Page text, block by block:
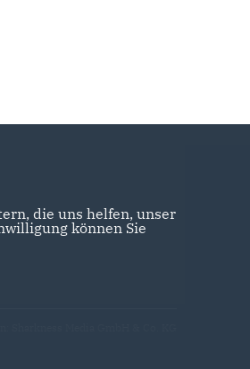
die uns helfen, unser
können Sie